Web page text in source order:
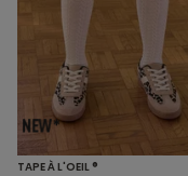
TAPE À L'OEIL ®